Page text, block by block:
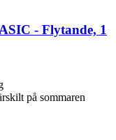
-​ Flytande, 1
på sommaren